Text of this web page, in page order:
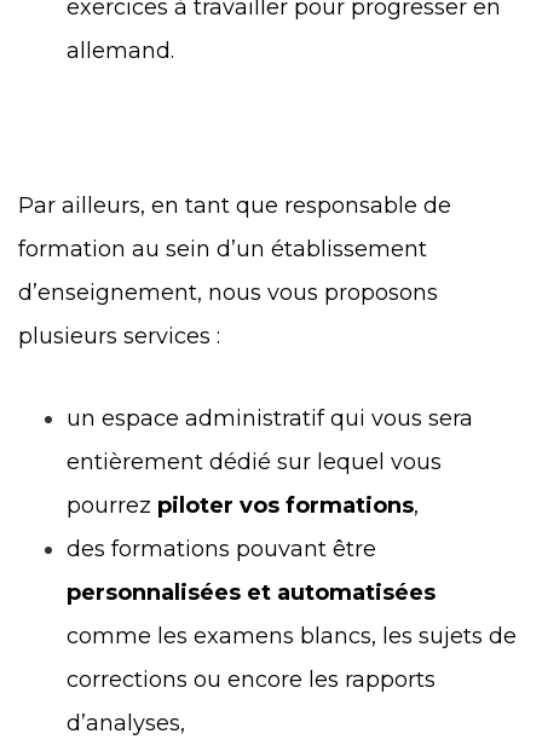
exercices à travailler pour progresser en
allemand.
Par ailleurs, en tant que responsable de
formation au sein d’un établissement
d’enseignement, nous vous proposons
plusieurs services :
un espace administratif qui vous sera
entièrement dédié sur lequel vous
pourrez piloter vos formations,
des formations pouvant être
personnalisées et automatisées
comme les examens blancs, les sujets de
corrections ou encore les rapports
d’analyses,